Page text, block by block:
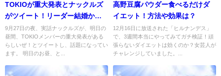
TOKIOが重大発表とナックルズ
がツイート！リーダー結婚か山
口復帰?
9月27日の夜、実話ナックルズが、明日の
昼間、TOKIOメンバーの重大発表がある
らしいぜ！とツイートし、話題になってい
ます。 明日のお昼、と...
高野豆腐パウダー食べるだけダ
イエット！方法や効果は？
12月16日に放送された「ヒルナンデス」
で、3週間本当にやってみてガチ検証！頑
張らないダイエットは効くのか？女芸人が
チャレンジしていました。...